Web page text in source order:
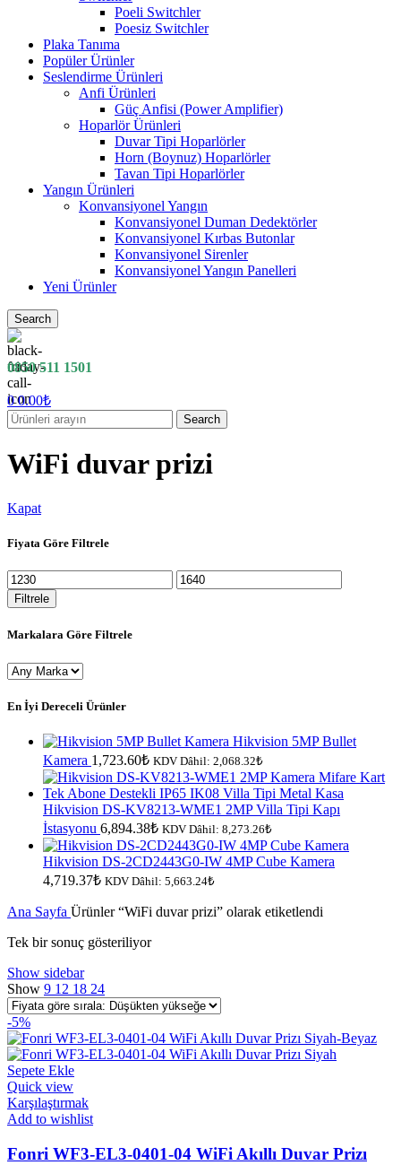
Poeli Switchler
Poesiz Switchler
Plaka Tanıma
Popüler Ürünler
Seslendirme Ürünleri
Anfi Ürünleri
Güç Anfisi (Power Amplifier)
Hoparlör Ürünleri
Duvar Tipi Hoparlörler
Horn (Boynuz) Hoparlörler
Tavan Tipi Hoparlörler
Yangın Ürünleri
Konvansiyonel Yangın
Konvansiyonel Duman Dedektörler
Konvansiyonel Kırbas Butonlar
Konvansiyonel Sirenler
Konvansiyonel Yangın Panelleri
Yeni Ürünler
Search
0850 511 1501
00.00₺
Search
WiFi duvar prizi
Kapat
Fiyata Göre Filtrele
En
düşük
fiyat
En
yüksek
Filtrele
Markalara Göre Filtrele
En İyi Dereceli Ürünler
Hikvision 5MP Bullet
Kamera 1,723.60₺ KDV Dâhil: 2,068.32₺
Hikvision DS-KV8213-WME1 2MP Villa Tipi Kapı
İstasyonu 6,894.38₺ KDV Dâhil: 8,273.26₺
Hikvision DS-2CD2443G0-IW 4MP Cube Kamera
4,719.37₺ KDV Dâhil: 5,663.24₺
Ana Sayfa Ürünler “WiFi duvar prizi” olarak etiketlendi
Tek bir sonuç gösteriliyor
Show sidebar
Show 9 12 18 24
-5%
Sepete Ekle
Quick view
Karşılaştırmak
Add to wishlist
Fonri WF3-EL3-0401-04 WiFi Akıllı Duvar Prizı